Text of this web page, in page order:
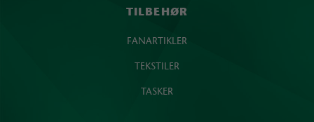
TILBEHØR
FANARTIKLER
TEKSTILER
TASKER